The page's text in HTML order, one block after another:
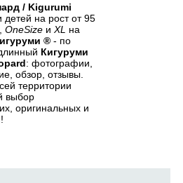
/ Kigurumi
детей на рост от 95
OneSize и XL на
® - по
Кигуруми
: фотографии,
обзор, отзывы.
территории
выбор
оригинальных и
!